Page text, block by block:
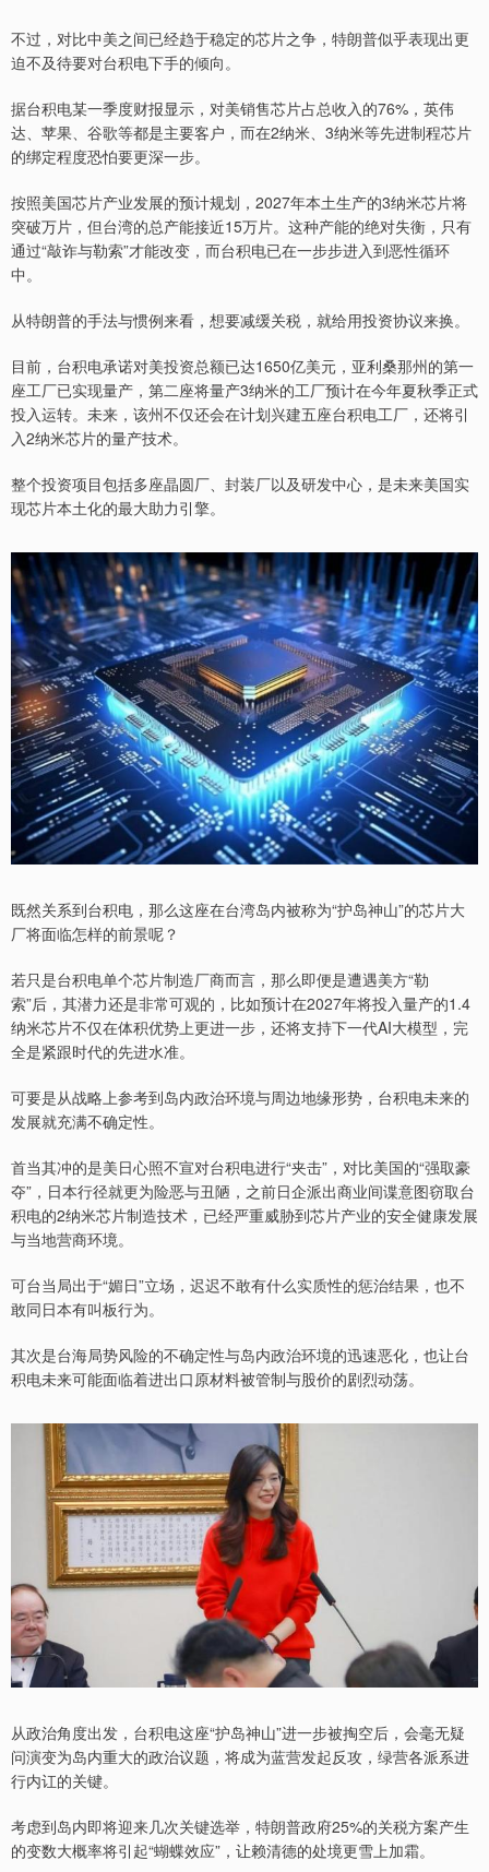
不过，对比中美之间已经趋于稳定的芯片之争，特朗普似乎表现出更
迫不及待要对台积电下手的倾向。
据台积电某一季度财报显示，对美销售芯片占总收入的76%，英伟
达、苹果、谷歌等都是主要客户，而在2纳米、3纳米等先进制程芯片
的绑定程度恐怕要更深一步。
按照美国芯片产业发展的预计规划，2027年本土生产的3纳米芯片将
突破万片，但台湾的总产能接近15万片。这种产能的绝对失衡，只有
通过“敲诈与勒索”才能改变，而台积电已在一步步进入到恶性循环
中。
从特朗普的手法与惯例来看，想要减缓关税，就给用投资协议来换。
目前，台积电承诺对美投资总额已达1650亿美元，亚利桑那州的第一
座工厂已实现量产，第二座将量产3纳米的工厂预计在今年夏秋季正式
投入运转。未来，该州不仅还会在计划兴建五座台积电工厂，还将引
入2纳米芯片的量产技术。
整个投资项目包括多座晶圆厂、封装厂以及研发中心，是未来美国实
现芯片本土化的最大助力引擎。
既然关系到台积电，那么这座在台湾岛内被称为“护岛神山”的芯片大
厂将面临怎样的前景呢？
若只是台积电单个芯片制造厂商而言，那么即便是遭遇美方“勒
索”后，其潜力还是非常可观的，比如预计在2027年将投入量产的1.4
纳米芯片不仅在体积优势上更进一步，还将支持下一代AI大模型，完
全是紧跟时代的先进水准。
可要是从战略上参考到岛内政治环境与周边地缘形势，台积电未来的
发展就充满不确定性。
首当其冲的是美日心照不宣对台积电进行“夹击”，对比美国的“强取豪
夺”，日本行径就更为险恶与丑陋，之前日企派出商业间谍意图窃取台
积电的2纳米芯片制造技术，已经严重威胁到芯片产业的安全健康发展
与当地营商环境。
可台当局出于“媚日”立场，迟迟不敢有什么实质性的惩治结果，也不
敢同日本有叫板行为。
其次是台海局势风险的不确定性与岛内政治环境的迅速恶化，也让台
积电未来可能面临着进出口原材料被管制与股价的剧烈动荡。
从政治角度出发，台积电这座“护岛神山”进一步被掏空后，会毫无疑
问演变为岛内重大的政治议题，将成为蓝营发起反攻，绿营各派系进
行内讧的关键。
考虑到岛内即将迎来几次关键选举，特朗普政府25%的关税方案产生
的变数大概率将引起“蝴蝶效应”，让赖清德的处境更雪上加霜。